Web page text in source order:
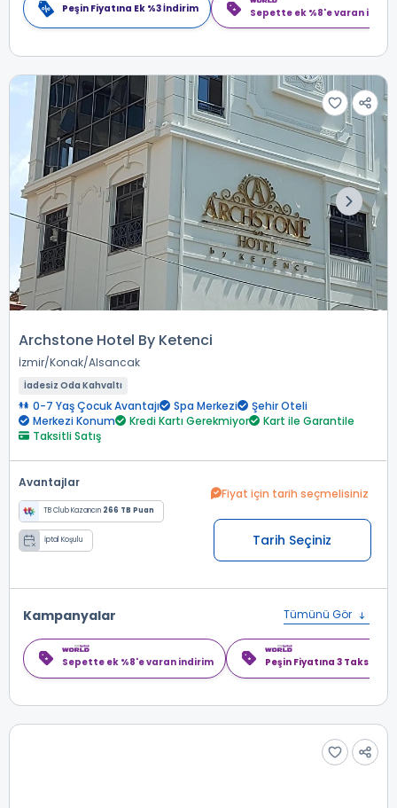
Peşin Fiyatına Ek %3 İndirim Sepette ek %8'e varan
Archstone Hotel By Ketenci
İzmir Konak Alsancak
İadesiz Oda Kahvaltı
0-7 Yaş Çocuk Avantajı Spa Merkezi
Şehir Oteli
Merkezi Konum
Kredi Kartı Gerekmiyor
Kart ile Garantile
Taksitli Satış
Avantajlar
TB Club Kazancın 266 TB Puan
İptal Koşulu
Fiyat için tarih seçmelisiniz
Tarih Seçiniz
Kampanyalar Tümünü Gör
Sepette ek %8'e varan indirim Peşin Fiyatına 3 Taksit